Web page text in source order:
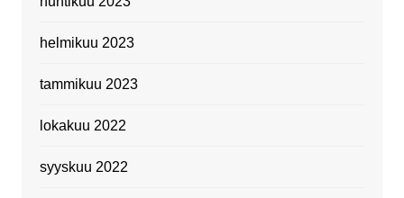
helmikuu 2023
tammikuu 2023
lokakuu 2022
syyskuu 2022